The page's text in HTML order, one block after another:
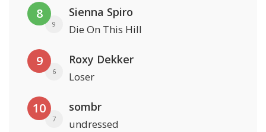
8
9
Sienna Spiro
Die On This Hill
9
6
Roxy Dekker
Loser
10
7
sombr
undressed